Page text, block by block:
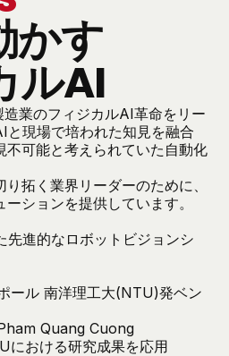
かす
ルAI
業のフィジカルAI革命をリー
と現場で培われた知見を融合
不可能と考えられていた自動化
拓く業界リーダーのために、
ションを提供しています。
先進的なロボットビジョンシ
ール 南洋理工大(NTU)発ベン
Quang Cuong
における研究成果を応用